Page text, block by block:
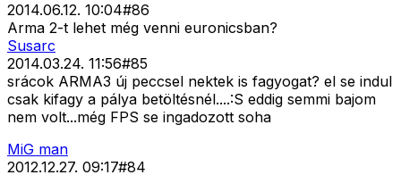
2014.06.12. 10:04#86
Arma 2-t lehet még venni euronicsban?
Susarc
2014.03.24. 11:56#85
srácok ARMA3 új peccsel nektek is fagyogat? el se indul
csak kifagy a pálya betöltésnél....:S eddig semmi bajom
nem volt...még FPS se ingadozott soha
MiG man
2012.12.27. 09:17#84